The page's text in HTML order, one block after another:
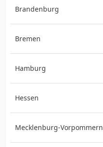
Brandenburg
Bremen
Hamburg
Hessen
Mecklenburg-Vorpommern